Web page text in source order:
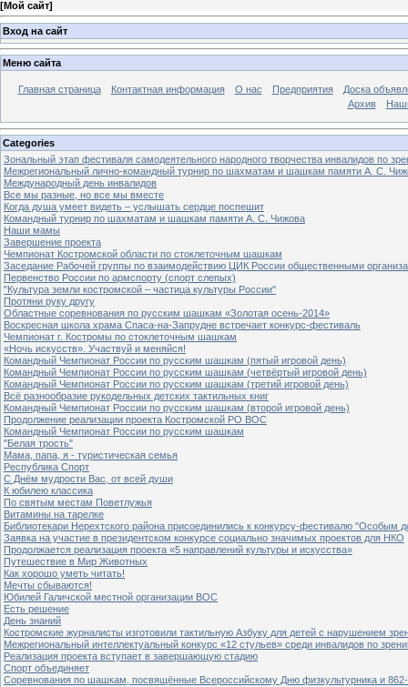
[Мой сайт]
Вход на сайт
Меню сайта
Главная страница Контактная информация О нас Предприятия
Доска
Архив
Categories
Зональный этап фестиваля самодеятельного народного творчества инвалидов по
Межрегиональный лично-командный турнир по шахматам и шашкам памяти А. С.
Международный день инвалидов
Все мы разные, но все мы вместе
Когда душа умеет видеть – услышать сердце поспешит
Командный турнир по шахматам и шашкам памяти А. С. Чижова
Наши мамы
Завершение проекта
Чемпионат Костромской области по стоклеточным шашкам
Заседание Рабочей группы по взаимодействию ЦИК России общественными
Первенство России по армспорту (спорт слепых)
"Культура земли костромской – частица культуры России"
Протяни руку другу
Областные соревнования по русским шашкам «Золотая осень-2014»
Воскресная школа храма Спаса-на-Запрудне встречает конкурс-фестиваль
Чемпионат г. Костромы по стоклеточным шашкам
«Ночь искусств». Участвуй и меняйся!
Командный Чемпионат России по русским шашкам (пятый игровой день)
Командный Чемпионат России по русским шашкам (четвёртый игровой день)
Командный Чемпионат России по русским шашкам (третий игровой день)
Всё разнообразие рукодельных детских тактильных книг
Командный Чемпионат России по русским шашкам (второй игровой день)
Продолжение реализации проекта Костромской РО ВОС
Командный Чемпионат России по русским шашкам
"Белая трость"
Мама, папа, я - туристическая семья
Республика Спорт
С Днём мудрости Вас, от всей души
К юбилею классика
По святым местам Поветлужья
Витамины на тарелке
Библиотекари Нерехтского района присоединились к конкурсу-фестивалю "Особым
Заявка на участие в президентском конкурсе социально значимых проектов для НКО
Продолжается реализация проекта «5 направлений культуры и искусства»
Путешествие в Мир Животных
Как хорошо уметь читать!
Мечты сбываются!
Юбилей Галичской местной организации ВОС
Есть решение
День знаний
Костромские журналисты изготовили тактильную Азбуку для детей с нарушением
Межрегиональный интеллектуальный конкурс «12 стульев» среди инвалидов по
Реализация проекта вступает в завершающую стадию
Спорт объединяет
Соревнования по шашкам, посвящённые Всероссийскому Дню физкультурника и